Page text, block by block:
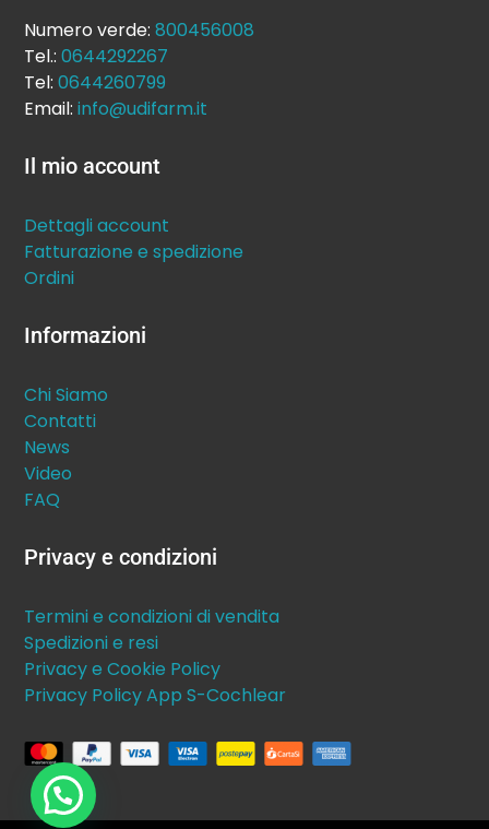
Numero verde:800456008
Tel.:0644292267
Tel:0644260799
Email:info@udifarm.it
Il mio account
Dettagli account
Fatturazione e spedizione
Ordini
Informazioni
Chi Siamo
Contatti
News
Video
FAQ
Privacy e condizioni
Termini e condizioni di vendita
Spedizioni e resi
Privacy e Cookie Policy
Privacy Policy App S-Cochlear